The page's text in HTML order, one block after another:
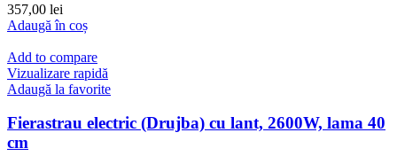
357,00 lei
Adaugă în coș
Add to compare
Vizualizare rapidă
Adaugă la favorite
Fierastrau electric (Drujba) cu lant, 2600W, lama 40
cm